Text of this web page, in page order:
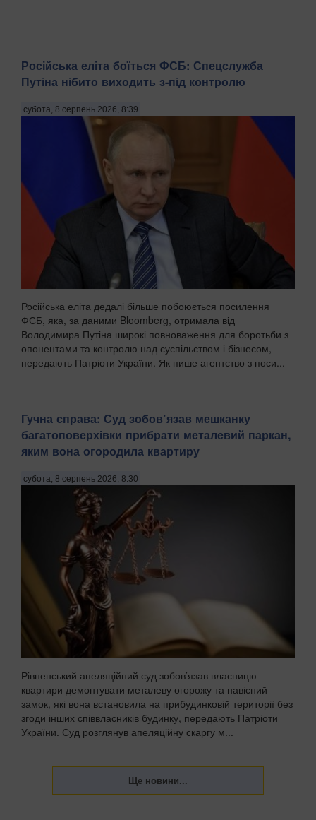
Російська еліта боїться ФСБ: Спецслужба
Путіна нібито виходить з-під контролю
субота, 8 серпень 2026, 8:39
Російська еліта дедалі більше побоюється посилення
ФСБ, яка, за даними Bloomberg, отримала від
Володимира Путіна широкі повноваження для боротьби з
опонентами та контролю над суспільством і бізнесом,
передають Патріоти України. Як пише агентство з поси...
Гучна справа: Суд зобов’язав мешканку
багатоповерхівки прибрати металевий паркан,
яким вона огородила квартиру
субота, 8 серпень 2026, 8:30
Рівненський апеляційний суд зобов’язав власницю
квартири демонтувати металеву огорожу та навісний
замок, які вона встановила на прибудинковій території без
згоди інших співвласників будинку, передають Патріоти
України. Суд розглянув апеляційну скаргу м...